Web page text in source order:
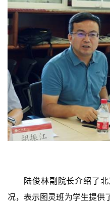
陆俊林副院长介绍了
况，表示图灵班为学生提供